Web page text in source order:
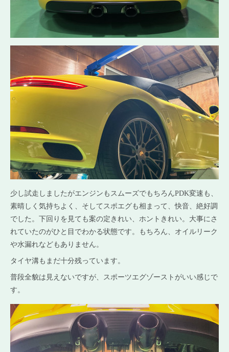
少し試走しましたがエンジンもスムーズでもちろんPDK変速も、
素晴しく気持ちよく、そしてスポエグも相まって、快音、絶好調
でした。下回りを見ても案の定きれい、ホントきれい。大事にさ
れていたのがひと目でわかる状態です。もちろん、オイルリーク
や水漏れなどもありません。
タイヤ溝もまだ十分残っています。
普段全貌は見えないですが、スポーツエグゾーストがいい感じで
す。